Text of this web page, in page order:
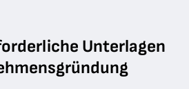
Unterlagen